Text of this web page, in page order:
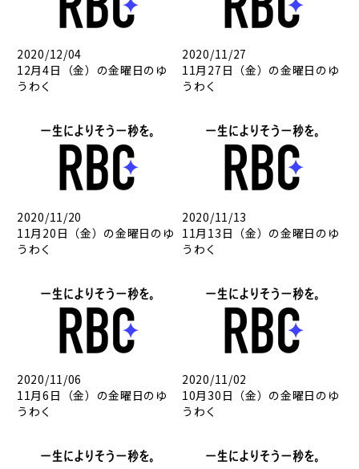
2020/12/04
12月4日（金）の金曜日のゆ
うわく
2020/11/27
11月27日（金）の金曜日のゆ
うわく
2020/11/20
11月20日（金）の金曜日のゆ
うわく
2020/11/13
11月13日（金）の金曜日のゆ
うわく
2020/11/06
11月6日（金）の金曜日のゆ
うわく
2020/11/02
10月30日（金）の金曜日のゆ
うわく